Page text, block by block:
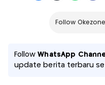
Follow
FollowWhatsApp
update berita terbaru